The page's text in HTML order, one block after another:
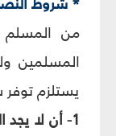
من المسلم
المسلمين
يستلزم
1- أن لا